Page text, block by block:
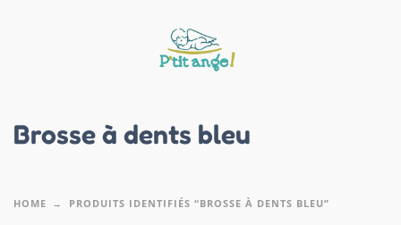
Brosse à dents bleu
HOME PRODUITS IDENTIFIÉS “BROSSE À DENTS BLEU”